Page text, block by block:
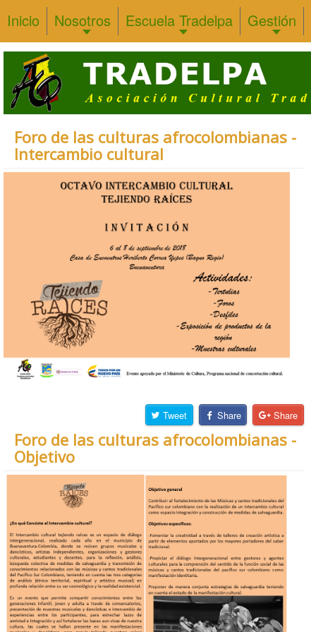
Inicio Nosotros Escuela Tradelpa Gestión
Foro de las culturas afrocolombianas -
Intercambio cultural
Tweet Share Share
Foro de las culturas afrocolombianas -
Objetivo